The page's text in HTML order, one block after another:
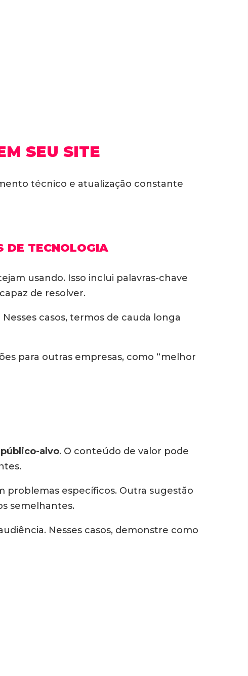
SEU SITE
técnico e atualização constante
DE TECNOLOGIA
usando. Isso inclui palavras-chave
de resolver.
casos, termos de cauda longa
para outras empresas, como “melhor
público-alvo. O conteúdo de valor pode
problemas específicos. Outra sugestão
semelhantes.
Nesses casos, demonstre como